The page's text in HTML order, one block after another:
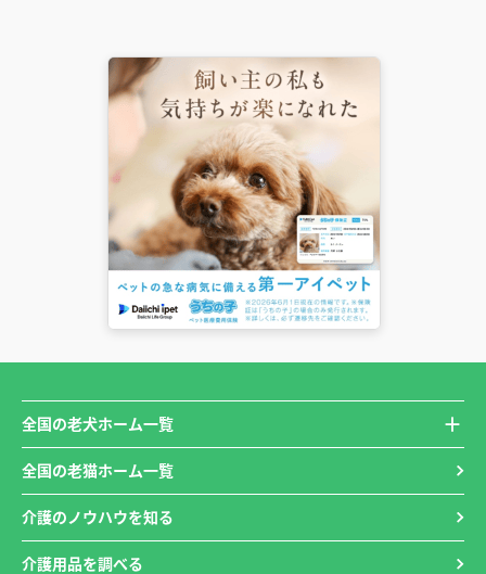
全国の老犬ホーム一覧
全国の老猫ホーム一覧
介護のノウハウを知る
介護用品を調べる